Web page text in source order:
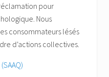
pour
Nous
consommateurs lésés
d’actions collectives.